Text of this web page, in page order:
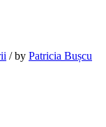
/by Patricia Bușcu